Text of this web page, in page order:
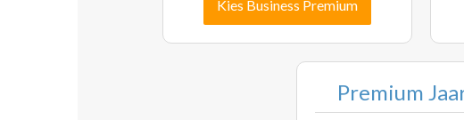
Kies Business Premium
Premium